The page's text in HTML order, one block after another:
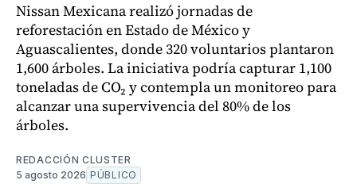
Nissan Mexicana realizó jornadas de
reforestación en Estado de México y
Aguascalientes, donde 320 voluntarios plantaron
1,600 árboles. La iniciativa podría capturar 1,100
toneladas de CO₂ y contempla un monitoreo para
alcanzar una supervivencia del 80% de los
árboles.
REDACCIÓN CLUSTER
5 agosto 2026 PÚBLICO